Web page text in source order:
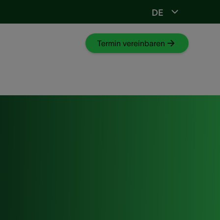
DE
Termin vereinbaren